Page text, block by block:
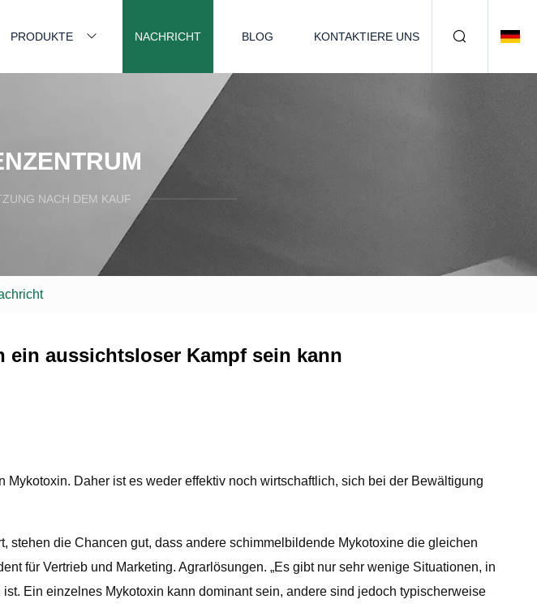
PRODUKTE NACHRICHT BLOG KONTAKTIERE UNS
NACH DEM KAUF
aussichtsloser Kampf sein kann
Daher ist es weder effektiv noch wirtschaftlich, sich bei der Bewältigung
stehen die Chancen gut, dass andere schimmelbildende Mykotoxine die gleichen
für Vertrieb und Marketing. Agrarlösungen. „Es gibt nur sehr wenige Situationen, in
Ein einzelnes Mykotoxin kann dominant sein, andere sind jedoch typischerweise